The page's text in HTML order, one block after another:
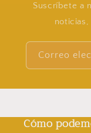
Suscríbete a
Correo
Cómo